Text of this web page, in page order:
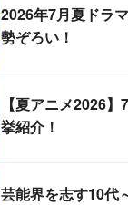
2026年7月夏ドラ
勢ぞろい！
【夏アニメ2026
挙紹介！
芸能界を志す10